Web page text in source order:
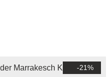
-21%